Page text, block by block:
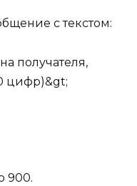
с текстом:
получателя,
цифр)&gt;
900.